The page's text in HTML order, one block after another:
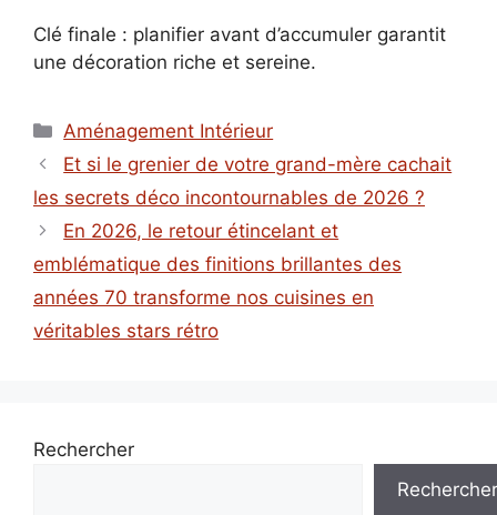
Clé finale : planifier avant d’accumuler garantit
une décoration riche et sereine.
Catégories
Aménagement Intérieur
Et si le grenier de votre grand-mère cachait
les secrets déco incontournables de 2026 ?
En 2026, le retour étincelant et
emblématique des finitions brillantes des
années 70 transforme nos cuisines en
véritables stars rétro
Rechercher
Rechercher